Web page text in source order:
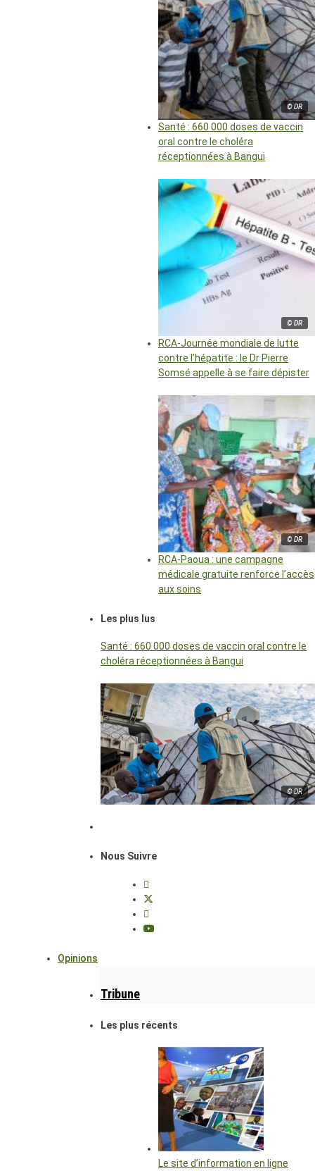
© DR
Santé : 660 000 doses de vaccin
oral contre le choléra
réceptionnées à Bangui
© DR
RCA-Journée mondiale de lutte
contre l’hépatite : le Dr Pierre
Somsé appelle à se faire dépister
© DR
RCA-Paoua : une campagne
médicale gratuite renforce l’accès
aux soins
Les plus lus
Santé : 660 000 doses de vaccin oral contre le
choléra réceptionnées à Bangui
© DR
Nous Suivre
Opinions
Tribune
Les plus récents
Le site d’information en ligne